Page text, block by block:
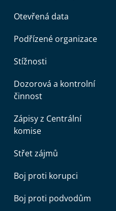
Otevřená data
Podřízené organizace
Stížnosti
Dozorová a kontrolní
činnost
Zápisy z Centrální
komise
Střet zájmů
Boj proti korupci
Boj proti podvodům